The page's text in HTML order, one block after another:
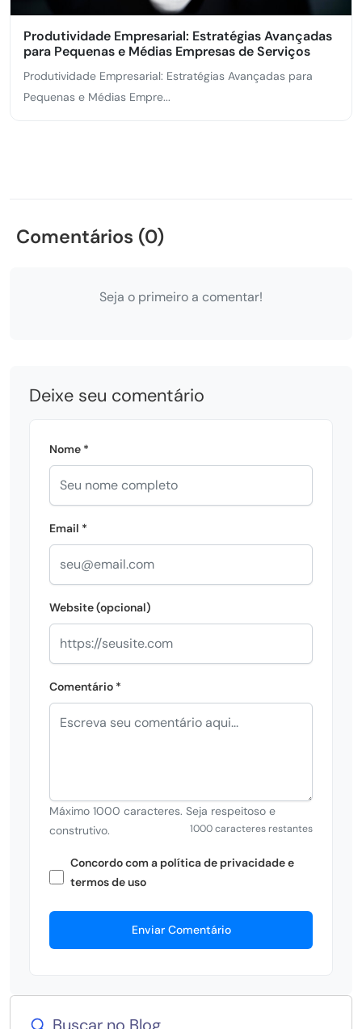
Produtividade Empresarial: Estratégias Avançadas
para Pequenas e Médias Empresas de Serviços
Produtividade Empresarial: Estratégias Avançadas para
Pequenas e Médias Empre...
Comentários (0)
Seja o primeiro a comentar!
Deixe seu comentário
Nome *
Email *
Website (opcional)
Comentário *
Máximo 1000 caracteres. Seja respeitoso e
construtivo.
1000 caracteres restantes
Concordo com a política de privacidade e
termos de uso
Enviar Comentário
Buscar no Blog